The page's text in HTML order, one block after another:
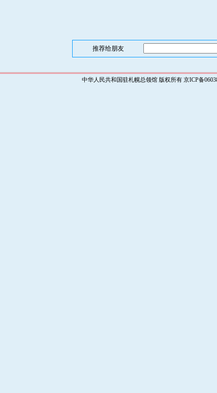
推荐给朋友
中华人民共和国驻札幌总领馆 版权所有 京ICP备